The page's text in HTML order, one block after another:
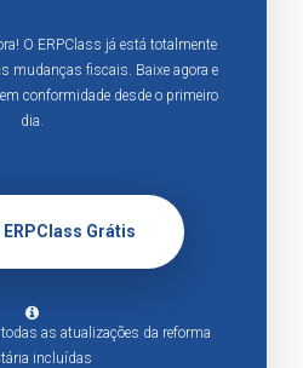
O ERPClass já está totalmente
mudanças fiscais. Baixe agora e
conformidade desde o primeiro
dia.
Grátis
as atualizações da reforma
incluídas